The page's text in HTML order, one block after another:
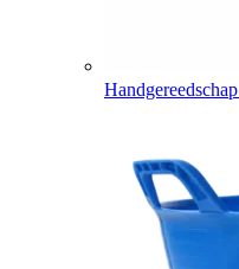
Handgereedschap